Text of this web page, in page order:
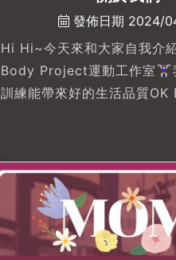
發佈日期 2024/
Hi Hi~今天來和大家自我介紹
Body Project運動工作室
訓練能帶來好的生活品質OK
體狀況，規劃最適合的課程
漸進的目標計畫改善身體狀
體能顧問陪伴你享受並愛上
圍下達成自己喜歡的模樣
Your Fitness Buddy.🙌🏻你